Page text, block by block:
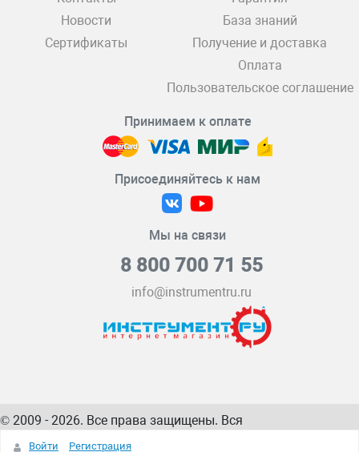
Новости
Сертификаты
База знаний
Получение и доставка
Оплата
Пользовательское соглашение
Принимаем к оплате
Присоединяйтесь к нам
Мы на связи
8 800 700 71 55
info@instrumentru.ru
© 2009 - 2026. Все права защищены. Вся
информация на сайте – собственность
Войти Регистрация